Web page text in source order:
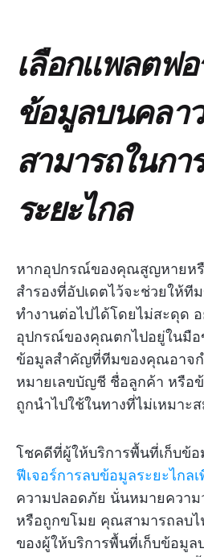
เลือกแพลตฟอ
ข้อมูลบนคลา
สามารถในก
ระยะไกล
หากอุปกรณ์ของคุณสูญหายห
สำรองที่อัปเดตไว้จะช่วยให้ที
ทำงานต่อไปได้โดยไม่สะดุด
อุปกรณ์ของคุณตกไปอยู่ในมือ
ข้อมูลสำคัญที่ทีมของคุณอาจก
หมายเลขบัญชี ชื่อลูกค้า หรือ
ถูกนำไปใช้ในทางที่ไม่เหมาะ
โชคดีที่ผู้ให้บริการพื้นที่เก็บข้
ฟีเจอร์การลบข้อมูลระยะไกลเ
ความปลอดภัย นั่นหมายควา
หรือถูกขโมย คุณสามารถลบ
ของผู้ให้บริการพื้นที่เก็บข้อมู